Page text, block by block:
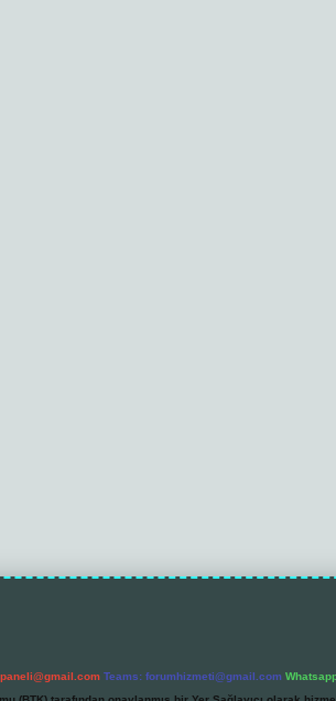
Teams: forumhizmeti@gmail.com